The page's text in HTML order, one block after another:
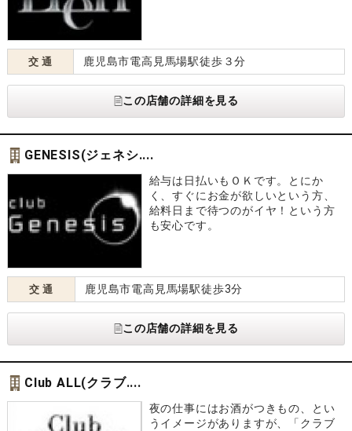
交 通 鹿児島市電高見馬場駅徒歩３分
この店舗の詳細を見る
GENESIS(ジェネシ....
給与は日払いもＯＫです。とにか
く、すぐにお金が欲しいという方、
給料日まで待つのがイヤ！という方
も安心です。
交 通 鹿児島市電高見馬場駅徒歩3分
この店舗の詳細を見る
Club ALL(クラブ....
夜の仕事にはお酒がつきもの、とい
うイメージがありますが、「クラブ